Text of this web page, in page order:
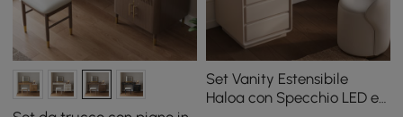
Set Vanity Estensibile
Haloa con Specchio LED e